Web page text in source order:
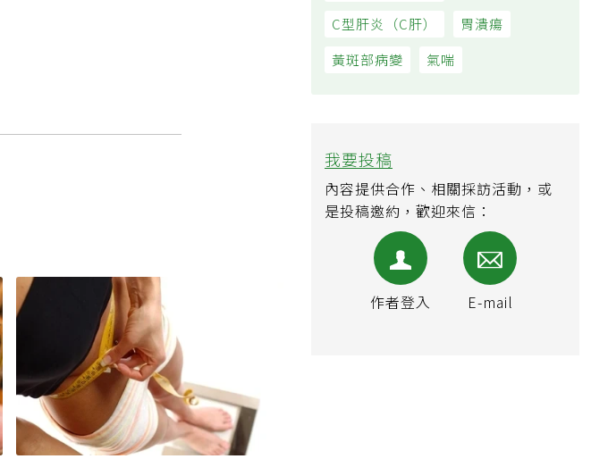
C型肝炎（C肝）
胃潰瘍
黃斑部病變
氣喘
我要投稿
內容提供合作、相關採訪活動，或
是投稿邀約，歡迎來信：
作者登入 E-mail